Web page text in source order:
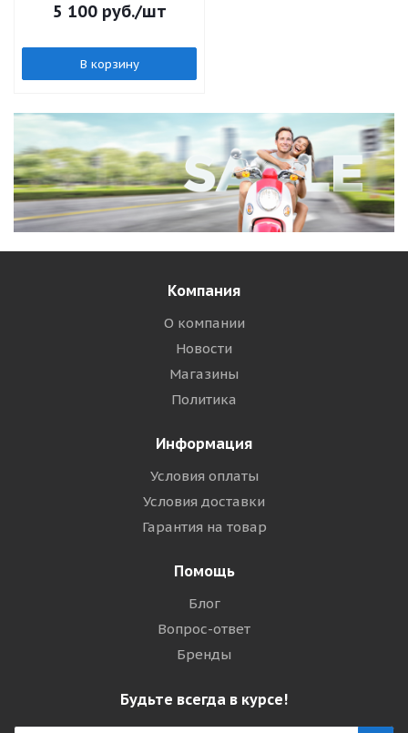
5 100руб./шт
В корзину
Компания
О компании
Новости
Магазины
Политика
Информация
Условия оплаты
Условия доставки
Гарантия на товар
Помощь
Блог
Вопрос-ответ
Бренды
Будьте всегда в курсе!